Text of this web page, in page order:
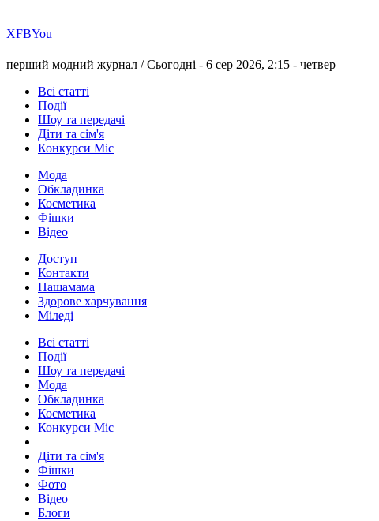
ХFBYou
перший модний журнал /Сьогодні - 6 сер 2026, 2:15 - четвер
Всі статті
Події
Шоу та передачі
Діти та сім'я
Конкурси Міс
Мода
Обкладинка
Косметика
Фішки
Відео
Доступ
Контакти
Нашамама
Здорове харчування
Міледі
Всі статті
Події
Шоу та передачі
Мода
Обкладинка
Косметика
Конкурси Міс
Діти та сім'я
Фішки
Фото
Відео
Блоги